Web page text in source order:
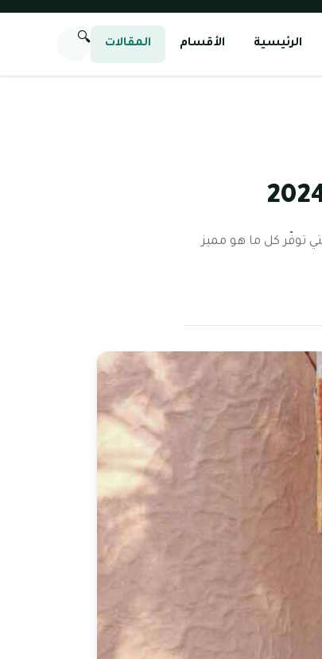
الرئيسية الأقسام المقالات 🔍
توفّر كل ما هو مميز